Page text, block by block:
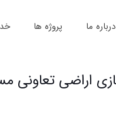
درباره ما پروژه ها
اراضی تعاونی